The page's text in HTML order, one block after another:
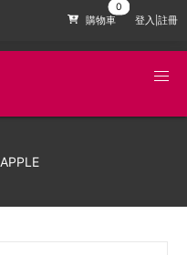
購物車 登入|註冊
APPLE